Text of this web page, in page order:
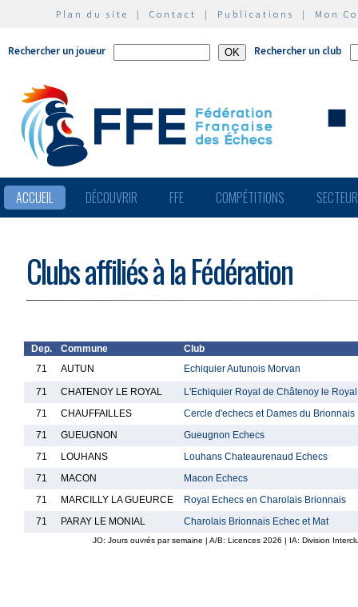
Plan du site | Contact | Publications | Mon
Rechercher un joueur Rechercher un club
ACCUEIL DÉCOUVRIR FFE COMPÉTITIONS
Clubs affiliés à la Fédération
Dep. Commune
Club
71
AUTUN Echiquier Autunois Morvan
71 CHATENOY LE ROYAL
L'Echiquier Royal de Châtenoy le Royal
71
CHAUFFAILLES
Cercle d'echecs et Dames du Brionnais
71
GUEUGNON
Gueugnon Echecs
71
LOUHANS
Louhans Chateaurenaud Echecs
71
MACON
Macon Echecs
71
MARCILLY LA GUEURCE
Royal Echecs en Charolais Brionnais
71
PARAY LE MONIAL Charolais Brionnais Echec et Mat
JO: Jours ouvrés par semaine | A/B: Licences 2026 | IA: Division